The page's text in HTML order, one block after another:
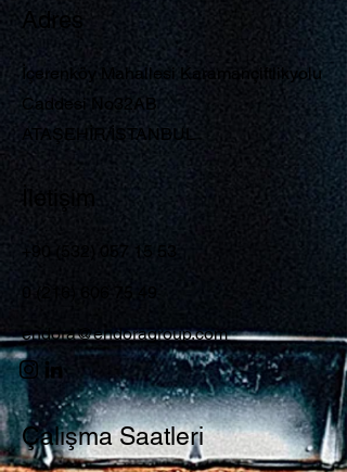
Adres
İçerenköy Mahallesi Karamançiftlikyolu
Caddesi No32AB
ATAŞEHİR/İSTANBUL
İletişim
+90 (532) 057 15 53
0 (216) 606 75 49
endora@endoragroup.com
Çalışma Saatleri